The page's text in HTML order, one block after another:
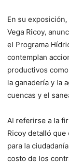
En su
Vega Ricoy,
el Programa
contemplan
productivos
la ganadería y la
cuencas y el
Al referirse a la
Ricoy detalló
para la
costo de los